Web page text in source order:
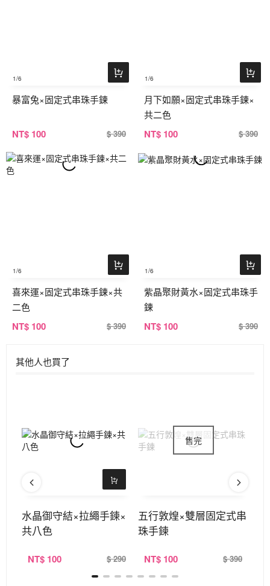
1/6
暴富兔×固定式串珠手鍊
NT$ 100 $ 390
1/6
月下如願×固定式串珠手鍊×
共二色
NT$ 100 $ 390
1/6
喜來運×固定式串珠手鍊×共
二色
NT$ 100 $ 390
1/6
紫晶聚財黃水×固定式串珠手
鍊
NT$ 100 $ 390
其他人也買了
水晶御守結×拉繩手鍊×
共八色
NT$ 100 $ 290
五行敦煌×雙層固定式串
珠手鍊
NT$ 100 $ 390